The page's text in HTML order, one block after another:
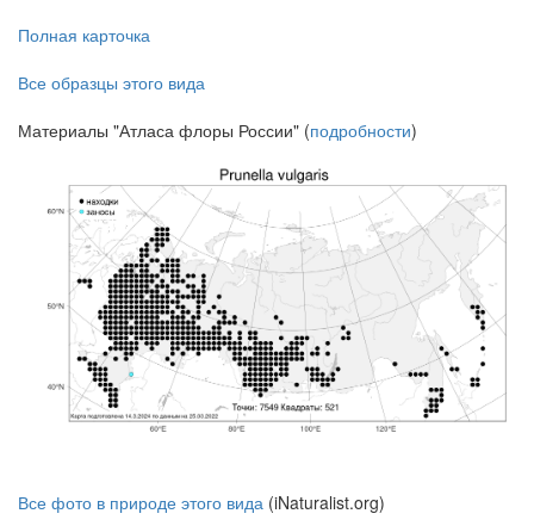
Полная карточка
Все образцы этого вида
Материалы "Атласа флоры России" (подробности)
Все фото в природе этого вида (iNaturalist.org)